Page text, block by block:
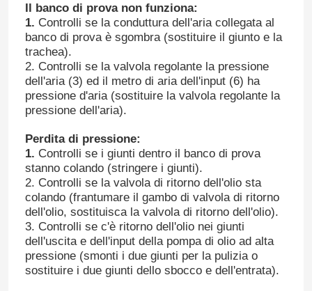
Il banco di prova non funziona:
1. Controlli se la conduttura dell'aria collegata al
banco di prova è sgombra (sostituire il giunto e la
trachea).
2. Controlli se la valvola regolante la pressione
dell'aria (3) ed il metro di aria dell'input (6) ha
pressione d'aria (sostituire la valvola regolante la
pressione dell'aria).
Perdita di pressione:
1. Controlli se i giunti dentro il banco di prova
stanno colando (stringere i giunti).
2. Controlli se la valvola di ritorno dell'olio sta
colando (frantumare il gambo di valvola di ritorno
dell'olio, sostituisca la valvola di ritorno dell'olio).
3. Controlli se c'è ritorno dell'olio nei giunti
dell'uscita e dell'input della pompa di olio ad alta
pressione (smonti i due giunti per la pulizia o
sostituire i due giunti dello sbocco e dell'entrata).